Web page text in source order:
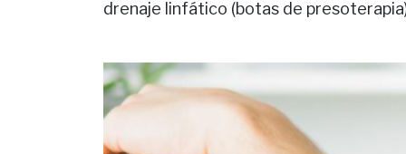
drenaje linfático (botas de